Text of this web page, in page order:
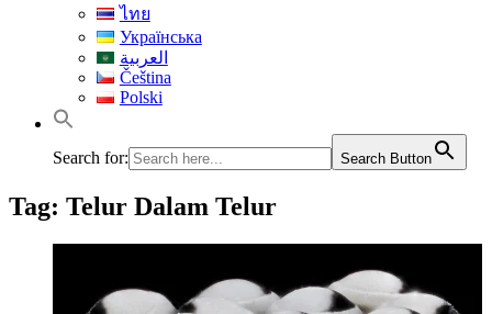
ไทย
Українська
العربية
Čeština
Polski
Search for: Search Button
Tag: Telur Dalam Telur